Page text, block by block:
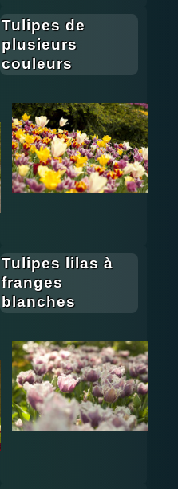
Tulipes de
plusieurs
couleurs
Tulipes lilas à
franges
blanches